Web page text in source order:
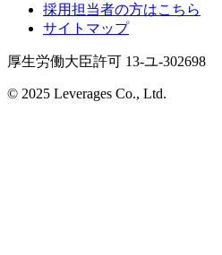
採用担当者の方はこちら
サイトマップ
厚生労働大臣許可 13-ユ-302698
© 2025 Leverages Co., Ltd.